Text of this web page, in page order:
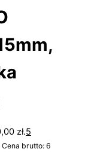
zł.5
Cena brutto: 6